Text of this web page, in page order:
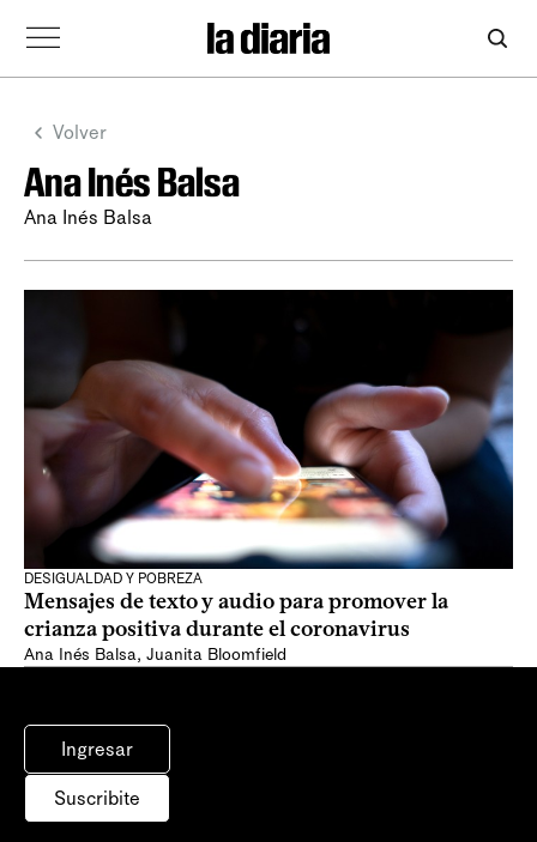
Volver
Ana Inés Balsa
Ana Inés Balsa
DESIGUALDAD Y POBREZA
Mensajes de texto y audio para promover la
crianza positiva durante el coronavirus
Ana Inés Balsa, Juanita Bloomfield
Ingresar
Suscribite